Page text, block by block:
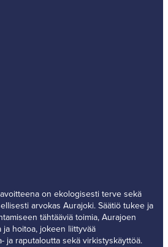
on ekologisesti terve sekä
arvokas Aurajoki. Säätiö tukee ja
tähtääviä toimia, Aurajoen
hoitoa, jokeen liittyvää
ja raputaloutta sekä virkistyskäyttöä.